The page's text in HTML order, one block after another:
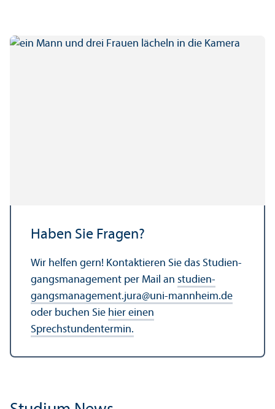
Haben Sie Fragen?
Wir helfen gern! Kontaktieren Sie das Studien­
gangs­management per Mail an studien­
gangsmanagement.jura@uni-mannheim.de
oder buchen Sie hier einen
Sprechstundentermin.